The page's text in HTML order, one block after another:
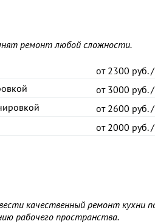
ремонт любой сложности.
от2300 руб.
от3000 руб.
от2600 руб.
от2000 руб.
качественный ремонт кухни
рабочего пространства.